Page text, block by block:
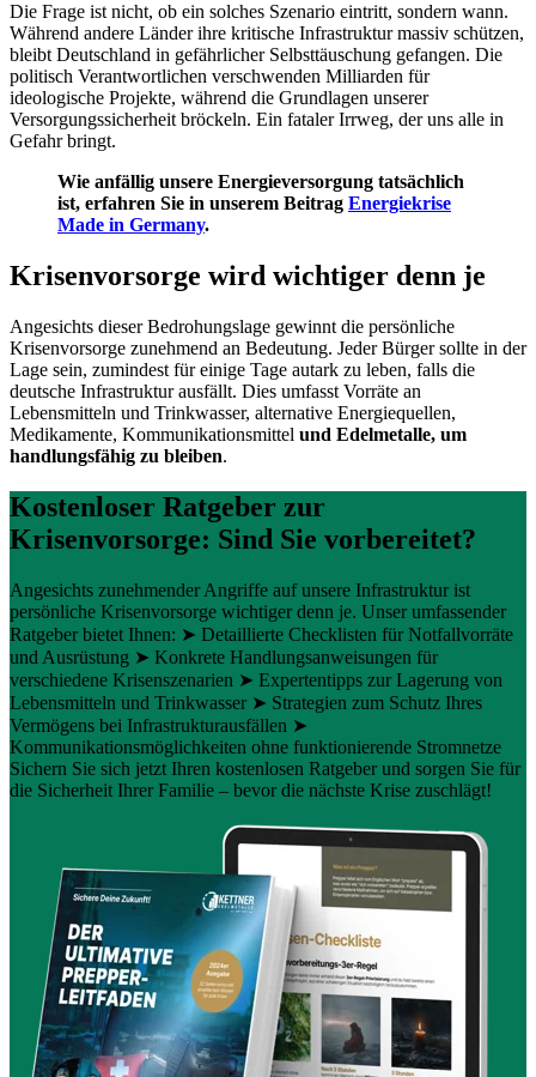
Die Frage ist nicht, ob ein solches Szenario eintritt, sondern wann.
Während andere Länder ihre kritische Infrastruktur massiv schützen,
bleibt Deutschland in gefährlicher Selbsttäuschung gefangen. Die
politisch Verantwortlichen verschwenden Milliarden für
ideologische Projekte, während die Grundlagen unserer
Versorgungssicherheit bröckeln. Ein fataler Irrweg, der uns alle in
Gefahr bringt.
Wie anfällig unsere Energieversorgung tatsächlich
ist, erfahren Sie in unserem Beitrag Energiekrise
Made in Germany.
Krisenvorsorge wird wichtiger denn je
Angesichts dieser Bedrohungslage gewinnt die persönliche
Krisenvorsorge zunehmend an Bedeutung. Jeder Bürger sollte in der
Lage sein, zumindest für einige Tage autark zu leben, falls die
deutsche Infrastruktur ausfällt. Dies umfasst Vorräte an
Lebensmitteln und Trinkwasser, alternative Energiequellen,
Medikamente, Kommunikationsmittel und Edelmetalle, um
handlungsfähig zu bleiben.
Kostenloser Ratgeber zur
Krisenvorsorge: Sind Sie vorbereitet?
Angesichts zunehmender Angriffe auf unsere Infrastruktur ist
persönliche Krisenvorsorge wichtiger denn je. Unser umfassender
Ratgeber bietet Ihnen: ➤ Detaillierte Checklisten für Notfallvorräte
und Ausrüstung ➤ Konkrete Handlungsanweisungen für
verschiedene Krisenszenarien ➤ Expertentipps zur Lagerung von
Lebensmitteln und Trinkwasser ➤ Strategien zum Schutz Ihres
Vermögens bei Infrastrukturausfällen ➤
Kommunikationsmöglichkeiten ohne funktionierende Stromnetze
Sichern Sie sich jetzt Ihren kostenlosen Ratgeber und sorgen Sie für
die Sicherheit Ihrer Familie – bevor die nächste Krise zuschlägt!